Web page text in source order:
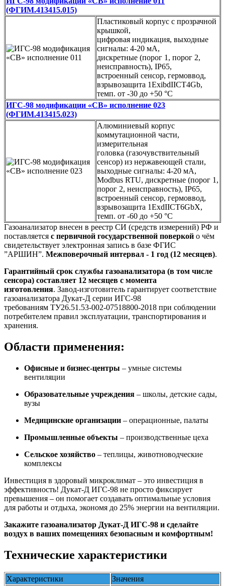
(ФГИМ.413415.015)
Пластиковый корпус с прозрачной
крышкой,
цифровая индикация, выходные
сигналы: 4-20 мА,
дискретные (порог 1, порог 2,
неисправность), IP65,
встроенный сенсор, гермоввод,
взрывозащита 1ExibdIICT4Gb,
темп. от -30 до +50 °C
ИГС-98 модификации «СВ» исполнение 023
(ФГИМ.413415.023)
Алюминиевый корпус
коммутационной части,
измерительная
головка (газочувствительный
сенсор) из нержавеющей стали,
выходные сигналы: 4-20 мА,
Modbus RTU, дискретные (порог 1,
порог 2, неисправность), IP65,
встроенный сенсор, гермоввод,
взрывозащита 1ExdIICT6GbX,
темп. от -60 до +50 °C
Газоанализатор внесен в реестр СИ (средств измерений) РФ и
поставляется с первичной государственной поверкой о чём
свидетельствует электронная запись в базе ФГИС
”АРШИН”. Межповерочный интервал - 1 год (12 месяцев).
Гарантийный срок службы газоанализатора (в том числе
сенсора) составляет 12 месяцев с момента
изготовления. Завод-изготовитель гарантирует соответствие
газоанализатора Дукат-Д серии ИГС-98
требованиям ТУ26.51.53-002-07518800-2018 при соблюдении
потребителем правил эксплуатации, транспортирования и
хранения.
Области применения:
Офисные и бизнес-центры – умные системы
вентиляции
Образовательные учреждения – школы, детские сады,
вузы
Медицинские организации – операционные, палаты
Промышленные объекты – производственные цеха
Сельское хозяйство – теплицы, животноводческие
комплексы
Инвестиция в здоровый микроклимат – это инвестиция в
эффективность! Дукат-Д ИГС-98 не просто фиксирует
превышения – он помогает создавать оптимальные условия
для работы и отдыха, экономя до 25% энергии на вентиляции.
Закажите газоанализатор Дукат-Д ИГС-98 и сделайте
воздух в ваших помещениях безопасным и комфортным!
Технические характеристики
Характеристики
Значения